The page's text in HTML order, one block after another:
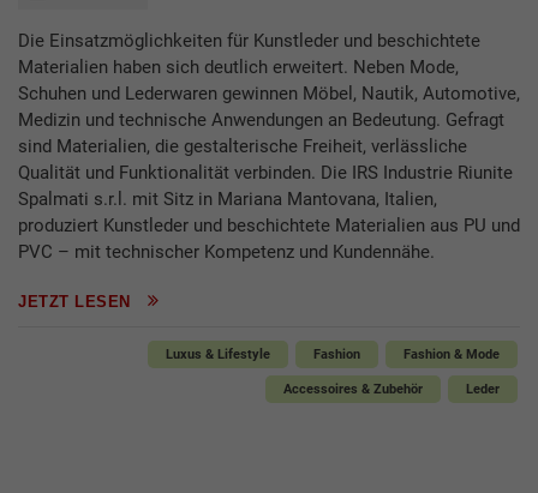
Die Einsatzmöglichkeiten für Kunstleder und beschichtete
Materialien haben sich deutlich erweitert. Neben Mode,
Schuhen und Lederwaren gewinnen Möbel, Nautik, Automotive,
Medizin und technische Anwendungen an Bedeutung. Gefragt
sind Materialien, die gestalterische Freiheit, verlässliche
Qualität und Funktionalität verbinden. Die IRS Industrie Riunite
Spalmati s.r.l. mit Sitz in Mariana Mantovana, Italien,
produziert Kunstleder und beschichtete Materialien aus PU und
PVC – mit technischer Kompetenz und Kundennähe.
JETZT LESEN
Luxus & Lifestyle Fashion Fashion & Mode
Accessoires & Zubehör Leder